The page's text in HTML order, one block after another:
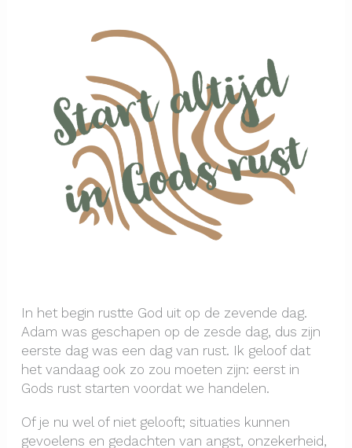
In het begin rustte God uit op de zevende dag.
Adam was geschapen op de zesde dag, dus zijn
eerste dag was een dag van rust. Ik geloof dat
het vandaag ook zo zou moeten zijn: eerst in
Gods rust starten voordat we handelen.
Of je nu wel of niet gelooft; situaties kunnen
gevoelens en gedachten van angst, onzekerheid,